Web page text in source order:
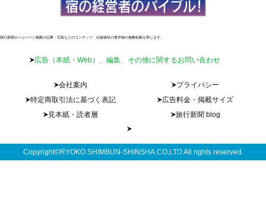
旅行新聞ホームページ掲載の記事・写真などのコンテンツ、出版物等の著作物の無断転載を禁じます。
広告（本紙・Web）、編集、その他に関するお問い合わせ
会社案内
プライバシー
特定商取引法に基づく表記
広告料金・掲載サイズ
見本紙・読者層
旅行新聞 blog
Copyright©RYOKO SHIMBUN-SHINSHA.CO,LTD All rights reserved.